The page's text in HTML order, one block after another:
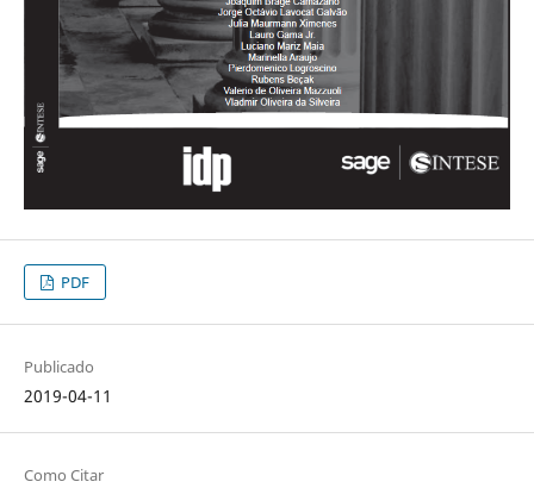
PDF
Publicado
2019-04-11
Como Citar